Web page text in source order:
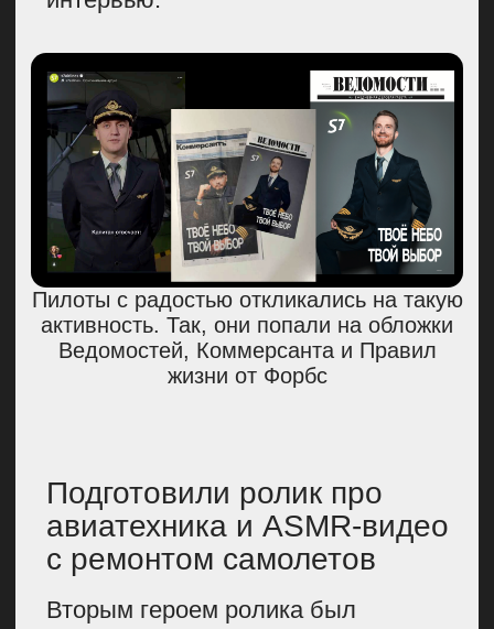
В показе также участвовали не модели,
а реальные бортпроводники S7. Для
этого ребята предварительно
репетировали и учились ходить
по подиуму
СДЕЛАЛИ
ВЫВОДЫ
ПО СПЕЦПРОЕКТУ
Спецпроекты — классный
должны быть сверхдорогими.
Главное в любом спецпроекте —
это крутая идея и, конечно, команда.
Иногда что-то простое может
и сработать лучше, чем что-то